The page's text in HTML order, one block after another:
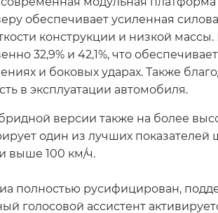
обеспечивает усиленная
конструкции и низкой
32,9% и 42,1%, что
и боковых ударах. Также
в эксплуатации автомобиля.
версии также на более
один из лучших
выше 100 км/ч.
полностью русифицирован,
голосовой ассистент